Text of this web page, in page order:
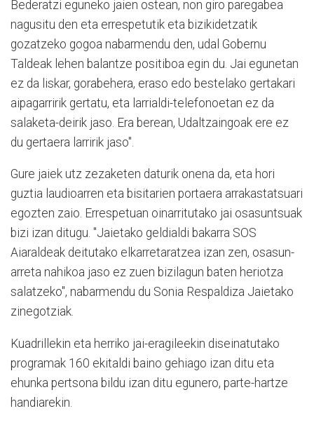
Bederatzi eguneko jaien ostean, non giro paregabea
nagusitu den eta errespetutik eta bizikidetzatik
gozatzeko gogoa nabarmendu den, udal Gobernu
Taldeak lehen balantze positiboa egin du. Jai egunetan
ez da liskar, gorabehera, eraso edo bestelako gertakari
aipagarririk gertatu, eta larrialdi-telefonoetan ez da
salaketa-deirik jaso. Era berean, Udaltzaingoak ere ez
du gertaera larririk jaso".
Gure jaiek utz zezaketen daturik onena da, eta hori
guztia laudioarren eta bisitarien portaera arrakastatsuari
egozten zaio. Errespetuan oinarritutako jai osasuntsuak
bizi izan ditugu. "Jaietako geldialdi bakarra SOS
Aiaraldeak deitutako elkarretaratzea izan zen, osasun-
arreta nahikoa jaso ez zuen bizilagun baten heriotza
salatzeko", nabarmendu du Sonia Respaldiza Jaietako
zinegotziak.
Kuadrillekin eta herriko jai-eragileekin diseinatutako
programak 160 ekitaldi baino gehiago izan ditu eta
ehunka pertsona bildu izan ditu egunero, parte-hartze
handiarekin.